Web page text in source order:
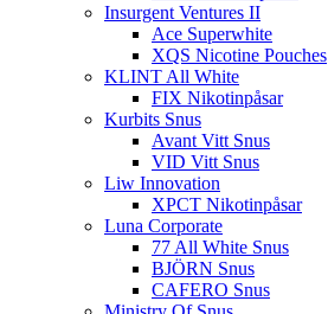
Insurgent Ventures II
Ace Superwhite
XQS Nicotine Pouches
KLINT All White
FIX Nikotinpåsar
Kurbits Snus
Avant Vitt Snus
VID Vitt Snus
Liw Innovation
XPCT Nikotinpåsar
Luna Corporate
77 All White Snus
BJÖRN Snus
CAFERO Snus